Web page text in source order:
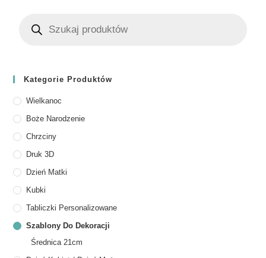
Kategorie Produktów
Wielkanoc
Boże Narodzenie
Chrzciny
Druk 3D
Dzień Matki
Kubki
Tabliczki Personalizowane
Szablony Do Dekoracji
Średnica 21cm